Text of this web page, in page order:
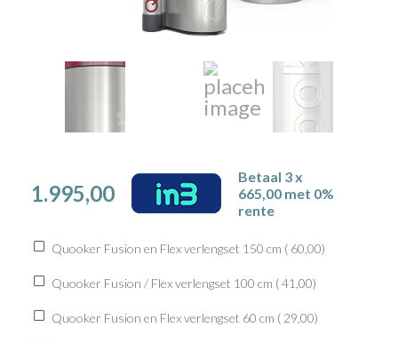
1.995,00
Betaal 3 x
665,00 met 0%
rente
Quooker Fusion en Flex verlengset 150 cm ( 60,00)
Quooker Fusion / Flex verlengset 100 cm (41,00)
Quooker Fusion en Flex verlengset 60 cm ( 29,00)